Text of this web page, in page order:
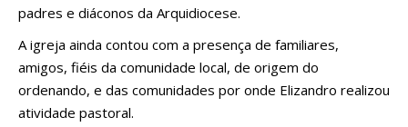
padres e diáconos da Arquidiocese.
A igreja ainda contou com a presença de familiares,
amigos, fiéis da comunidade local, de origem do
ordenando, e das comunidades por onde Elizandro realizou
atividade pastoral.